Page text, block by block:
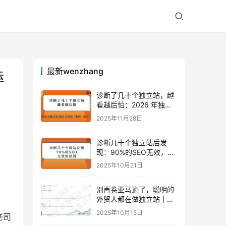
最新wenzhang
诊断了几十个独立站，越
看越后怕：2026 年独立
站 SEO 可能会突然“卷死
一批人”？
2025年11月28日
诊断几十个独立站后发
现：90%的SEO无效，是
因为忽略了这关键一步
2025年10月21日
别再卷亚马逊了，聪明的
外贸人都在做独立站丨出
海笔记
2025年10月15日